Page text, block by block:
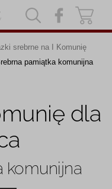
srebrne na I Komunię
pamiątka komunijna
dla
komunijna